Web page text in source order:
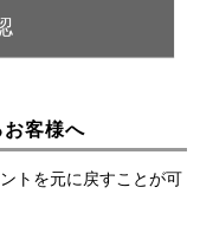
客様へ
トを元に戻すことが可